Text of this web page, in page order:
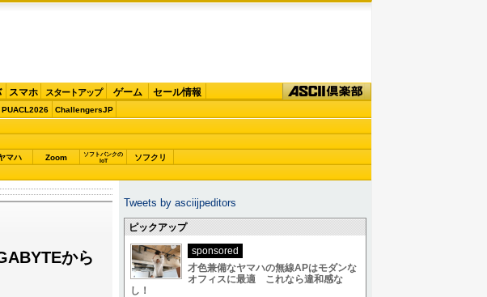
スマホ スタートアップ ゲーム セール情報
PUACL2026 ChallengersJP
マハ Zoom
ソフトバンクの
IoT
ソフクリ
から
Tweets by asciijpeditors
ピックアップ
sponsored
才色兼備なヤマハの無線APはモダンな
オフィスに最適 これなら違和感な
し！